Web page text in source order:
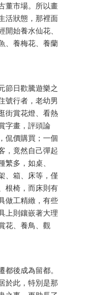
董市場。所以畫
活狀態，那裡面
始養水仙花、
、養梅花、養蘭
節日歡騰遊樂之
號行者，老幼男
街賞花燈、看熱
字畫，評頭論
侃價購買；一個
，竟然自己彈起
多，如桌、
、箱、床等，僅
根椅，而床則有
做工精緻，有些
上則鑲嵌著大理
花、養鳥、觀
後成為留都。
於此，特別是那